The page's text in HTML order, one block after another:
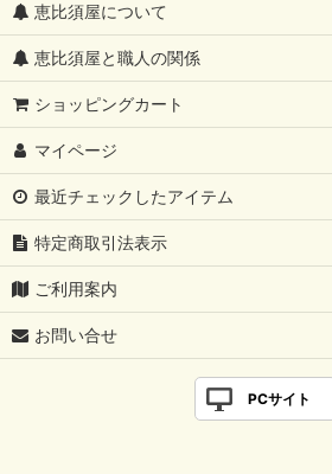
恵比須屋について
恵比須屋と職人の関係
ショッピングカート
マイページ
最近チェックしたアイテム
特定商取引法表示
ご利用案内
お問い合せ
PCサイト